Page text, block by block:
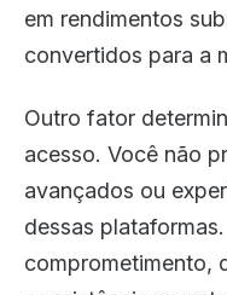
em rendimentos
convertidos para a
Outro fator
acesso. Você não
avançados ou
dessas
comprometimento,